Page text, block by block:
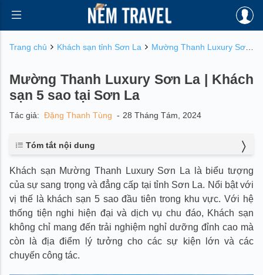
Trang chủ Khách sạn tỉnh Sơn La Mường Thanh Luxury Sơn La | Khách sạn 5 sao tại Sơn La
Mường Thanh Luxury Sơn La | Khách
sạn 5 sao tại Sơn La
Tác giả: Đặng Thanh Tùng - 28 Tháng Tám, 2024
Tóm tắt nội dung
Sơn La
2. Hệ thống phòng nghỉ sang trọng
2.1. Phòng Deluxe (Twin, King, Triple)
2.2. Executive Suite
2.3. Royal Suite
2.4. Presidential Suite
3. Ẩm thực đa dạng ở khách sạn Mường Thanh Luxury
Sơn La
Khách sạn Mường Thanh Luxury Sơn La là biểu tượng
của sự sang trọng và đẳng cấp tại tỉnh Sơn La. Nổi bật với
vị thế là khách sạn 5 sao đầu tiên trong khu vực. Với hệ
thống tiện nghi hiện đại và dịch vụ chu đáo, Khách sạn
không chỉ mang đến trải nghiệm nghỉ dưỡng đỉnh cao mà
còn là địa điểm lý tưởng cho các sự kiện lớn và các
chuyến công tác.